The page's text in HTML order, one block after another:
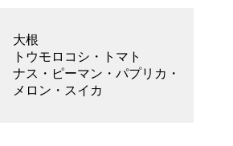
大根
トウモロコシ・トマト
ナス・ピーマン・パプリカ・
メロン・スイカ